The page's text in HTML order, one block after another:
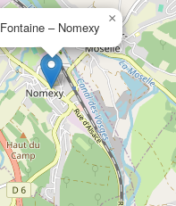
Fontaine – Nomexy
×